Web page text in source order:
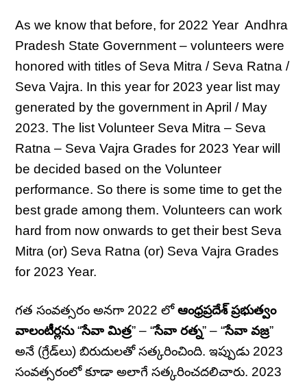
As we know that before, for 2022 Year Andhra
Pradesh State Government – volunteers were
honored with titles of Seva Mitra / Seva Ratna /
Seva Vajra. In this year for 2023 year list may
generated by the government in April / May
2023. The list Volunteer Seva Mitra – Seva
Ratna – Seva Vajra Grades for 2023 Year will
be decided based on the Volunteer
performance. So there is some time to get the
best grade among them. Volunteers can work
hard from now onwards to get their best Seva
Mitra (or) Seva Ratna (or) Seva Vajra Grades
for 2023 Year.
గత సంవత్సరం అనగా 2022 లోఆంధ్రప్రదేశ్ ప్రభుత్వం
వాలంటీర్లను“సేవా మిత్ర” – “సేవా రత్న” – “సేవా వజ్ర”
అనే (గ్రేడ్‌లు) బిరుదులతో సత్కరించింది. ఇప్పుడు 2023
సంవత్సరంలో కూడా అలాగే సత్కరించదలిచారు. 2023